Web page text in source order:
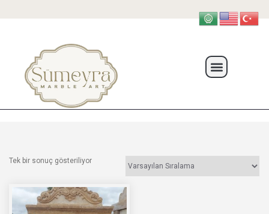
Tek bir sonuç gösteriliyor